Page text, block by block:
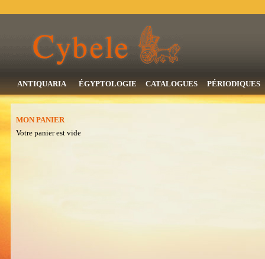
ANTIQUARIA ÉGYPTOLOGIE CATALOGUES PÉRIODIQUES
MON PANIER
Votre panier est vide